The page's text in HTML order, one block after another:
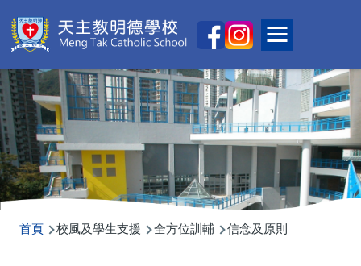
Toggle
Main
導
首頁 校風及學生支援 全方位訓輔 信念及原則